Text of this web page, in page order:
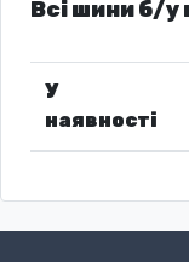
Всі шини б/у
У
наявності